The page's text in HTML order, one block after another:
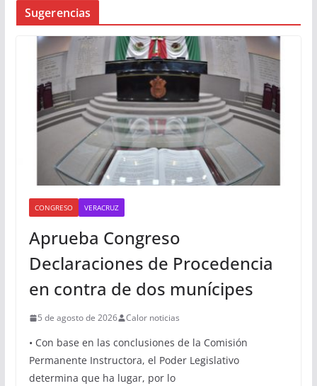
Sugerencias
CONGRESO VERACRUZ
Aprueba Congreso
Declaraciones de Procedencia
en contra de dos munícipes
5 de agosto de 2026 Calor noticias
• Con base en las conclusiones de la Comisión
Permanente Instructora, el Poder Legislativo
determina que ha lugar, por lo